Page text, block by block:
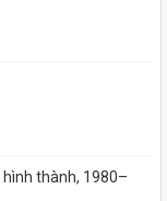
thành, 1980–